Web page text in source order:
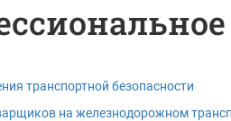
транспортной безопасности
на железнодорожном